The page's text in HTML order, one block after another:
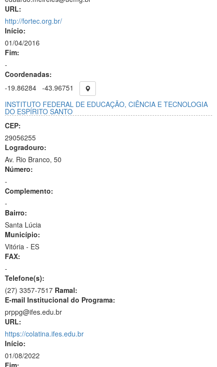
URL:
http://fortec.org.br/
Início:
01/04/2016
Fim:
-
Coordenadas:
-19.86284 -43.96751
INSTITUTO FEDERAL DE EDUCAÇÃO, CIÊNCIA E TECNOLOGIA
DO ESPÍRITO SANTO
CEP:
29056255
Logradouro:
Av. Rio Branco, 50
Número:
-
Complemento:
-
Bairro:
Santa Lúcia
Município:
Vitória - ES
FAX:
-
Telefone(s):
(27) 3357-7517 Ramal:
E-mail Institucional do Programa:
prppg@ifes.edu.br
URL:
https://colatina.ifes.edu.br
Início:
01/08/2022
Fim: